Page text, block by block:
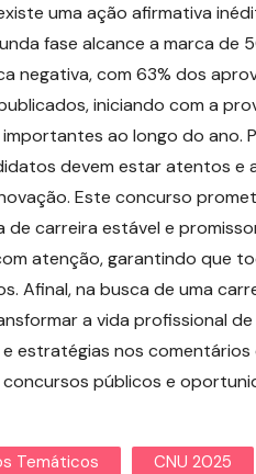
uma ação afirmativa
fase alcance a marca de
negativa, com 63% dos
iniciando com a
ao longo do ano.
devem estar atentos e
Este concurso
de carreira estável e
atenção, garantindo que
Afinal, na busca de uma
a vida profissional
estratégias nos
públicos e
Temáticos CNU 2025